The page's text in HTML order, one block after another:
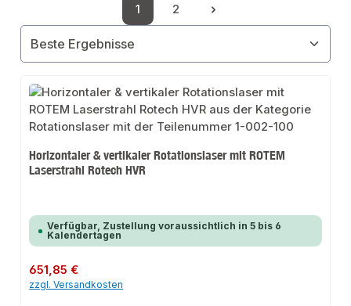
Seite
1
Seite
2
Horizontaler & vertikaler Rotationslaser mit ROTEM
Laserstrahl Rotech HVR
Verfügbar, Zustellung voraussichtlich in 5 bis 6
Kalendertagen
Regulärer Preis:
651,85 €
zzgl. Versandkosten